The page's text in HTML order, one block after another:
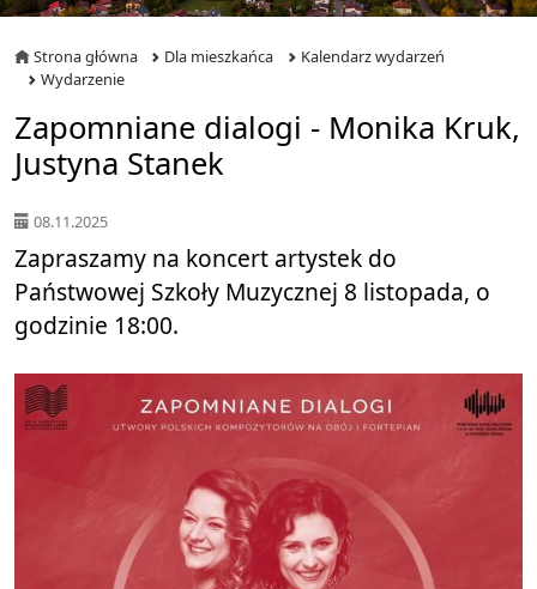
Strona główna Dla mieszkańca
Kalendarz wydarzeń
Wydarzenie
Zapomniane dialogi - Monika Kruk,
Justyna Stanek
08.11.2025
Zapraszamy na koncert artystek do
Państwowej Szkoły Muzycznej 8 listopada, o
godzinie 18:00.